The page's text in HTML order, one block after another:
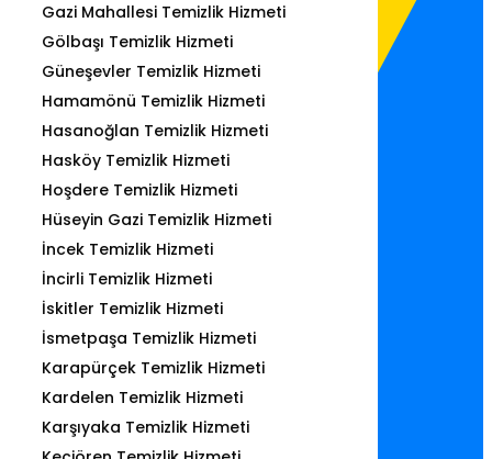
Gazi Mahallesi Temizlik Hizmeti
Gölbaşı Temizlik Hizmeti
Güneşevler Temizlik Hizmeti
Hamamönü Temizlik Hizmeti
Hasanoğlan Temizlik Hizmeti
Hasköy Temizlik Hizmeti
Hoşdere Temizlik Hizmeti
Hüseyin Gazi Temizlik Hizmeti
İncek Temizlik Hizmeti
İncirli Temizlik Hizmeti
İskitler Temizlik Hizmeti
İsmetpaşa Temizlik Hizmeti
Karapürçek Temizlik Hizmeti
Kardelen Temizlik Hizmeti
Karşıyaka Temizlik Hizmeti